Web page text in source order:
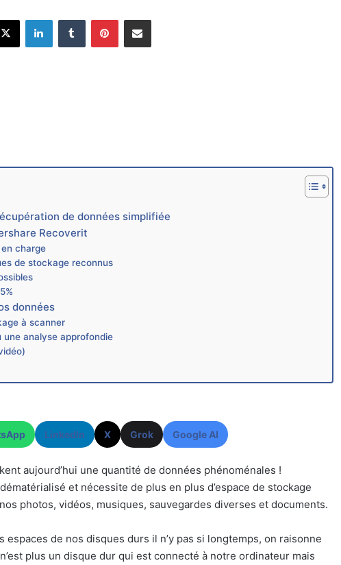
X Linkedin Tumblr Pinterest Partager par email
de données simplifiée
Recoverit
charge
de stockage reconnus
données
à scanner
une analyse approfondie
LinkedIn X Grok Google AI
aujourd’hui une quantité de données phénoménales !
et nécessite de plus en plus d’espace de stockage
photos, vidéos, musiques, sauvegardes diverses et documents.
espaces de nos disques durs il n’y pas si longtemps, on raisonne
plus un disque dur qui est connecté à notre ordinateur mais